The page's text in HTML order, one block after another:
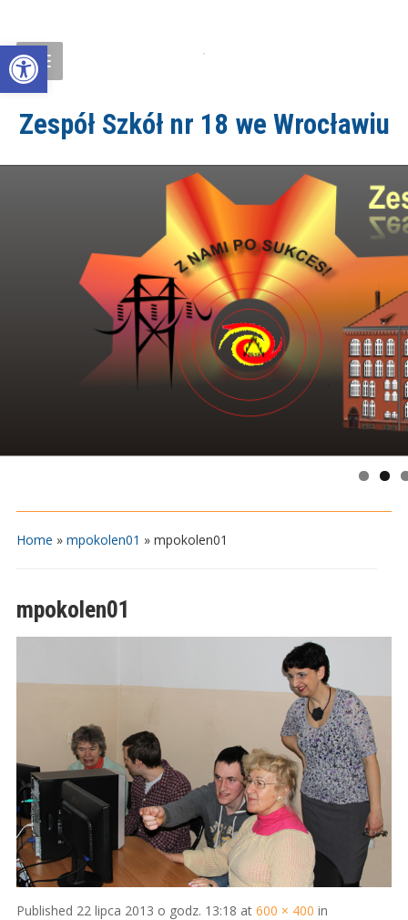
Open toolbar
Zespół Szkół nr 18 we Wrocławiu
Home » mpokolen01 » mpokolen01
mpokolen01
Published 22 lipca 2013 o godz. 13:18 at 600 × 400 in